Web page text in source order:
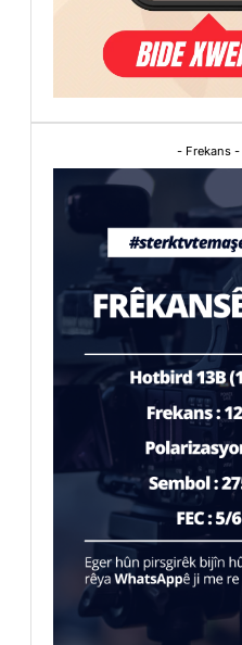
- Frekans -